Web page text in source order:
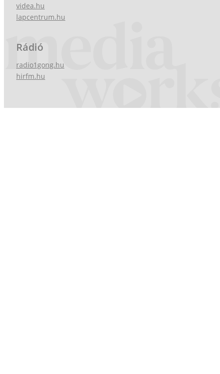
videa.hu
lapcentrum.hu
Rádió
radio1gong.hu
hirfm.hu